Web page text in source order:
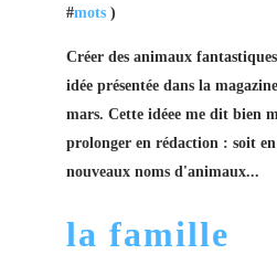
#mots )
Créer des animaux
idée présentée dans la
mars. Cette idéee me dit bien
prolonger en rédaction : soit
nouveaux noms d'animaux...
la famille